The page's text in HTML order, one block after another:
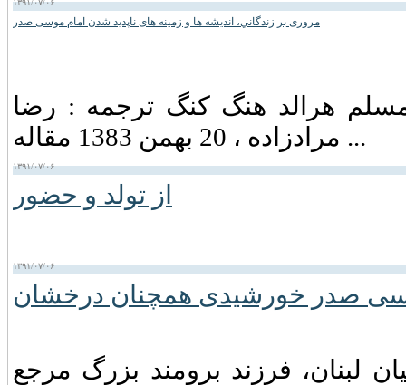
۱۳۹۱/۰۷/۰۶
مروری بر زندگاني، انديشه ها و زمينه های ناپديد شدن امام موسی صدر
هرالد هنگ كنگ ترجمه : رضا
مرادزاده ، 20 بهمن 1383 مقاله ...
۱۳۹۱/۰۷/۰۶
از تولد و حضور
۱۳۹۱/۰۷/۰۶
صدر خورشیدی همچنان درخشان
لبنان‏، فرزند برومند بزرگ مرجع